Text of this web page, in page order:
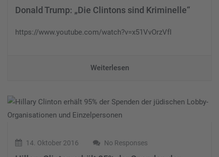
Donald Trump: „Die Clintons sind Kriminelle“
https://www.youtube.com/watch?v=x51VvOrzVfI
Weiterlesen
14. Oktober 2016 No Responses